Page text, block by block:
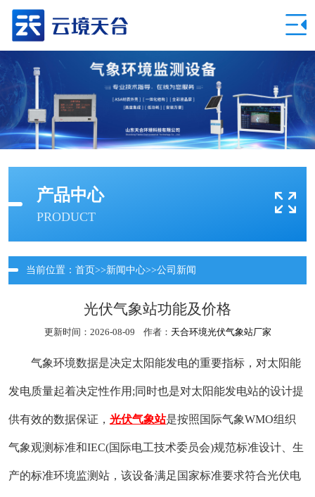
产品中心
PRODUCT
当前位置： 首页>>新闻中心>>公司新闻
光伏气象站功能及价格
更新时间：2026-08-09 作者： 天合环境光伏气象站厂家
气象环境数据是决定太阳能发电的重要指标，对太阳能
发电质量起着决定性作用;同时也是对太阳能发电站的设计提
供有效的数据保证， 光伏气象站是按照国际气象WMO组织
气象观测标准和IEC(国际电工技术委员会)规范标准设计、生
产的标准环境监测站，该设备满足国家标准要求符合光伏电